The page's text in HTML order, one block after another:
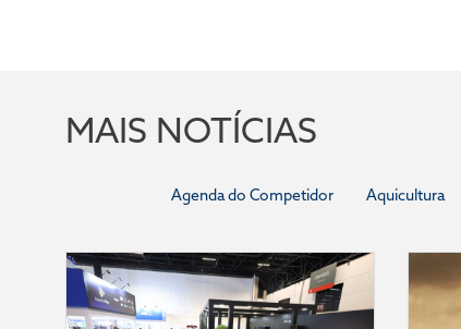
MAIS NOTÍCIAS
Agenda do Competidor Aquicultura